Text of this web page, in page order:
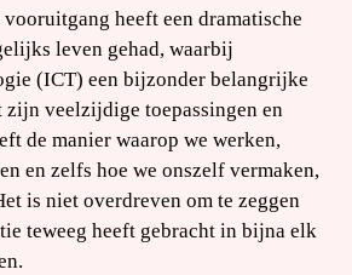
heeft een dramatische
leven gehad, waarbij
(ICT) een bijzonder belangrijke
zijn veelzijdige toepassingen en
de manier waarop we werken,
en zelfs hoe we onszelf vermaken,
is niet overdreven om te zeggen
teweeg heeft gebracht in bijna elk